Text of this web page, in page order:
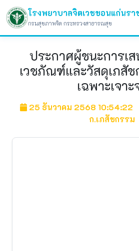
โรงพยาบาลจิตเวชขอนแก่นร
กรมสุขภาพจิต กระทรวงสาธารณสุข
ประกาศผู้ชนะการเ
เวชภัณฑ์และวัสดุเภสั
เฉพาะเจาะ
25 ธันวาคม 2568 10:54:22
ก.เภสัชกรรม